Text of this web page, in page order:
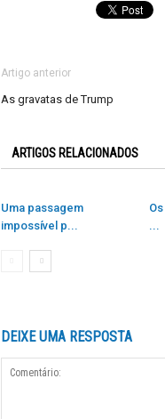
Artigo anterior
As gravatas de Trump
ARTIGOS RELACIONADOS
Uma passagem
impossível p...
...
DEIXE UMA RESPOSTA